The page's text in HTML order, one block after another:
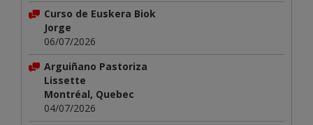
Curso de Euskera Biok
Jorge
06/07/2026
Arguiñano Pastoriza
Lissette
Montréal, Quebec
04/07/2026